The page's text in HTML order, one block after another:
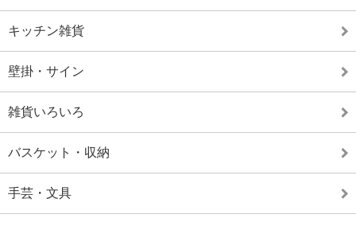
キッチン雑貨
壁掛・サイン
雑貨いろいろ
バスケット・収納
手芸・文具